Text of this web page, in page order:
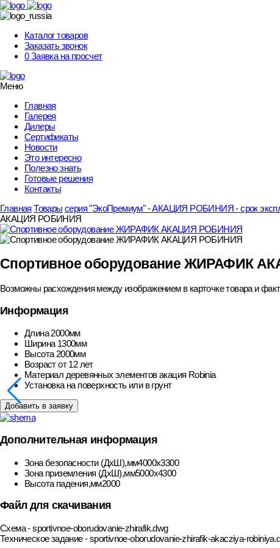
Skip
to
Каталог товаров
Заказать звонок
0 Заявка на просчет
Меню
Главная
Галерея
Дилеры
Сертификаты
Новости
Это интересно
Полезно знать
Готовые решения
Контакты
Главная Товары серия "ЭкоПремиум" - АКАЦИЯ РОБИНИЯ - срок
АКАЦИЯ РОБИНИЯ
Спортивное оборудование ЖИРАФИК
Возможны расхождения между изображением в карточке товара и
Информация
Длина 2000мм
Ширина 1300мм
Высота 2000мм
Возраст от 12 лет
Материал деревянных элементов акация Robinia
Установка на поверхность или в грунт
Добавить в заявку
Дополнительная информация
Зона безопасности (ДхШ),мм4000х3300
Зона приземления (ДхШ),мм5000х4300
Высота падения,мм2000
Файл для скачивания
Схема - sportivnoe-oborudovanie-zhirafik.dwg
Техническое задание - sportivnoe-oborudovanie-zhirafik-akacziya-